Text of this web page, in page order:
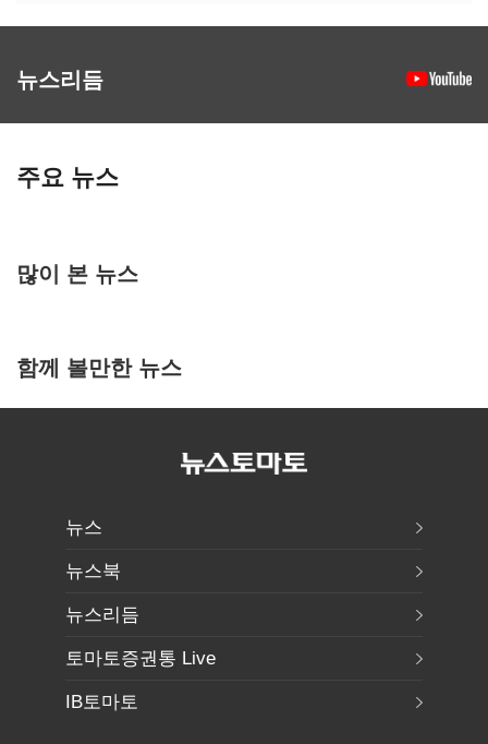
뉴스리듬
주요 뉴스
많이 본 뉴스
함께 볼만한 뉴스
뉴스
뉴스북
뉴스리듬
토마토증권통 Live
IB토마토